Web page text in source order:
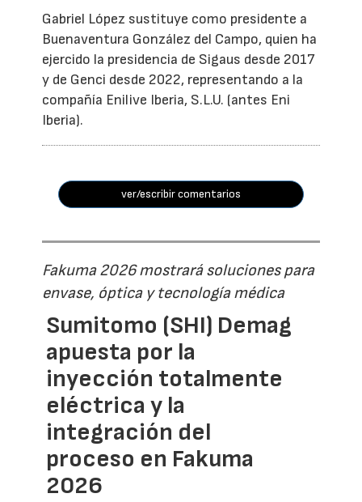
Gabriel López sustituye como presidente a
Buenaventura González del Campo, quien ha
ejercido la presidencia de Sigaus desde 2017
y de Genci desde 2022, representando a la
compañía Enilive Iberia, S.L.U. (antes Eni
Iberia).
ver/escribir comentarios
Fakuma 2026 mostrará soluciones para
envase, óptica y tecnología médica
Sumitomo (SHI) Demag
apuesta por la
inyección totalmente
eléctrica y la
integración del
proceso en Fakuma
2026